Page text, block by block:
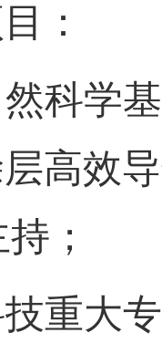
：
科学
高效
；
重大